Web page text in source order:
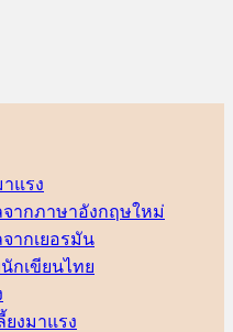
ากภาษาอังกฤษ
ากเยอรมัน
กเขียนไทย
ยง